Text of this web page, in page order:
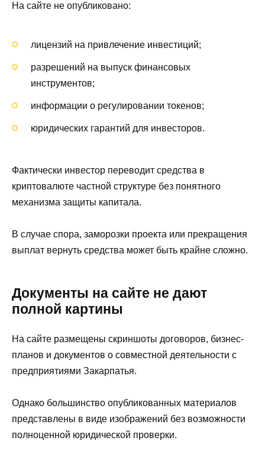
На сайте не опубликовано:
лицензий на привлечение инвестиций;
разрешений на выпуск финансовых
инструментов;
информации о регулировании токенов;
юридических гарантий для инвесторов.
Фактически инвестор переводит средства в
криптовалюте частной структуре без понятного
механизма защиты капитала.
В случае спора, заморозки проекта или прекращения
выплат вернуть средства может быть крайне сложно.
Документы на сайте не дают
полной картины
На сайте размещены скриншоты договоров, бизнес-
планов и документов о совместной деятельности с
предприятиями Закарпатья.
Однако большинство опубликованных материалов
представлены в виде изображений без возможности
полноценной юридической проверки.